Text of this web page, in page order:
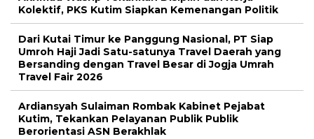
Kolektif, PKS Kutim Siapkan Kemenangan Politik
Dari Kutai Timur ke Panggung Nasional, PT Siap
Umroh Haji Jadi Satu-satunya Travel Daerah yang
Bersanding dengan Travel Besar di Jogja Umrah
Travel Fair 2026
Ardiansyah Sulaiman Rombak Kabinet Pejabat
Kutim, Tekankan Pelayanan Publik Publik
Berorientasi ASN Berakhlak